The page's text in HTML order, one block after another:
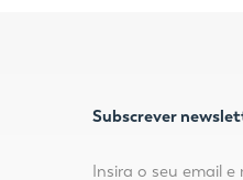
Subscrever
Insira o seu email